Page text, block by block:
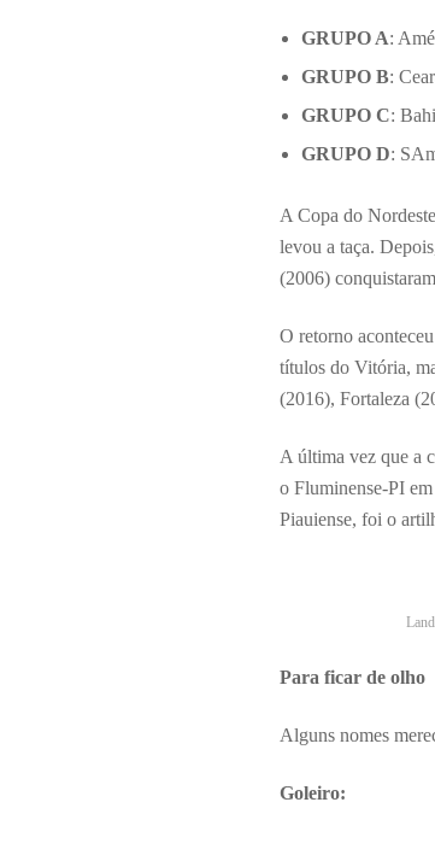
GRUPO A:
GRUPO B:
GRUPO C:
GRUPO D:
A Copa do
levou a taça.
(2006)
O retorno
títulos do Vitória,
(2016), Fortaleza
A última vez que a
o Fluminense-PI
Piauiense, foi o
Para ficar de olho
Alguns nomes
Goleiro: